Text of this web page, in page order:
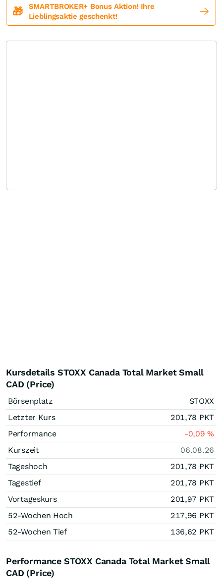
🎁
SMARTBROKER+ Bonus Aktion! Ihre
Lieblingsaktie geschenkt!
Kursdetails STOXX Canada Total Market Small
CAD (Price)
Börsenplatz
STOXX
Letzter Kurs
201,78 PKT
Performance
-0,09%
Kurszeit
06.08.26
Tageshoch
201,78 PKT
Tagestief
201,78 PKT
Vortageskurs
201,97 PKT
52-Wochen Hoch
217,96 PKT
52-Wochen Tief
136,62 PKT
Performance STOXX Canada Total Market Small
CAD (Price)